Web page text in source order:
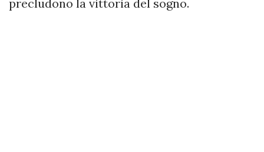
precludono la vittoria del sogno.